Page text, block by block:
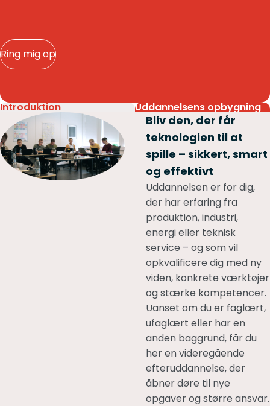
Ring mig op
Introduktion Uddannelsens opbygning
Bliv den, der får
teknologien til at
spille – sikkert, smart
og effektivt
Uddannelsen er for dig,
der har erfaring fra
produktion, industri,
energi eller teknisk
service – og som vil
opkvalificere dig med ny
viden, konkrete værktøjer
og stærke kompetencer.
Uanset om du er faglært,
ufaglært eller har en
anden baggrund, får du
her en videregående
efteruddannelse, der
åbner døre til nye
opgaver og større ansvar.